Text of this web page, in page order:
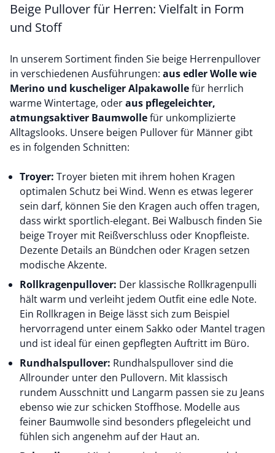
Beige Pullover für Herren: Vielfalt in Form
und Stoff
In unserem Sortiment finden Sie beige Herrenpullover
in verschiedenen Ausführungen: aus edler Wolle wie
Merino und kuscheligerAlpakawollefür herrlich
warme Wintertage, oderaus pflegeleichter,
atmungsaktiver Baumwollefür unkomplizierte
Alltagslooks. Unsere beigen Pullover für Männer gibt
es in folgenden Schnitten:
Troyer: Troyer bieten mit ihrem hohen Kragen
optimalen Schutz bei Wind. Wenn es etwas legerer
sein darf, können Sie den Kragen auch offen tragen,
dass wirkt sportlich-elegant. Bei Walbusch finden Sie
beige Troyer mit Reißverschluss oder Knopfleiste.
Dezente Details an Bündchen oder Kragen setzen
modische Akzente.
Rollkragenpullover: Der klassische Rollkragenpulli
hält warm und verleiht jedem Outfit eine edle Note.
Ein Rollkragen in Beige lässt sich zum Beispiel
hervorragend unter einem Sakko oder Mantel tragen
und ist ideal für einen gepflegten Auftritt im Büro.
Rundhalspullover: Rundhalspullover sind die
Allrounder unter den Pullovern. Mit klassisch
rundem Ausschnitt und Langarm passen sie zu Jeans
ebenso wie zur schicken Stoffhose. Modelle aus
feiner Baumwolle sind besonders pflegeleicht und
fühlen sich angenehm auf der Haut an.